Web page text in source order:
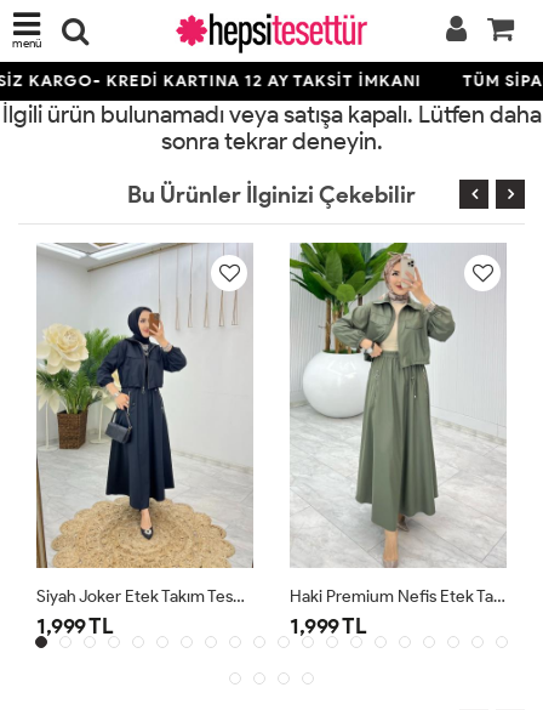
menü
KARGO- KREDİ KARTINA 12 AY TAKSİT İMKANI TÜM
İlgili ürün bulunamadı veya satışa kapalı. Lütfen daha
sonra tekrar deneyin.
Bu Ürünler İlginizi Çekebilir
Siyah Joker Etek Takım Tesettür Giyim
1,999 TL
Haki Premium Nefis Etek Takım
1,999 TL